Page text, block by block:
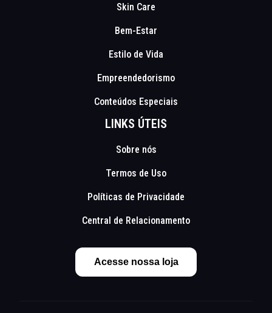
Skin Care
Bem-Estar
Estilo de Vida
Empreendedorismo
Conteúdos Especiais
LINKS ÚTEIS
Sobre nós
Termos de Uso
Políticas de Privacidade
Central de Relacionamento
Acesse nossa loja